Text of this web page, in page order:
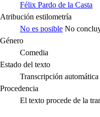
Félix Pardo de la Casta
Atribución estilometría
No es posible No
Género
Comedia
Estado del texto
Transcripción
Procedencia
El texto procede de la